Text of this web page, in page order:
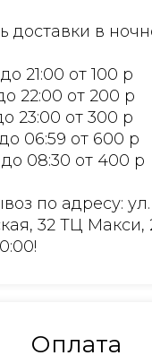
доставки в
21:00 от 100 р
22:00 от 200 р
23:00 от 300 р
06:59 от 600 р
08:30 от 400 р
по адресу: ул.
32 ТЦ Макси,
Оплата